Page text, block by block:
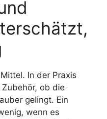
In der Praxis
ob die
gelingt. Ein
wenn es